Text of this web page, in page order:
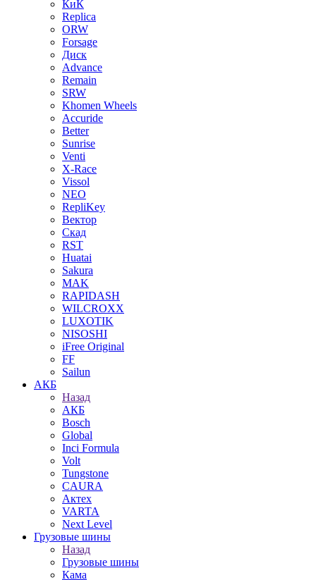
КиК
Replica
ORW
Forsage
Диск
Advance
Remain
SRW
Khomen Wheels
Accuride
Better
Sunrise
Venti
X-Race
Vissol
NEO
RepliKey
Вектор
Скад
RST
Huatai
Sakura
MAK
RAPIDASH
WILCROXX
LUXOTIK
NISOSHI
iFree Original
FF
Sailun
АКБ
Назад
АКБ
Bosch
Global
Inci Formula
Volt
Tungstone
CAURA
Актех
VARTA
Next Level
Грузовые шины
Назад
Грузовые шины
Кама